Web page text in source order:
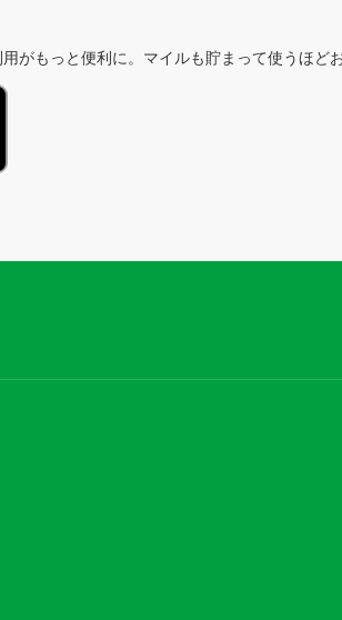
がもっと便利に。マイルも貯まって使うほど